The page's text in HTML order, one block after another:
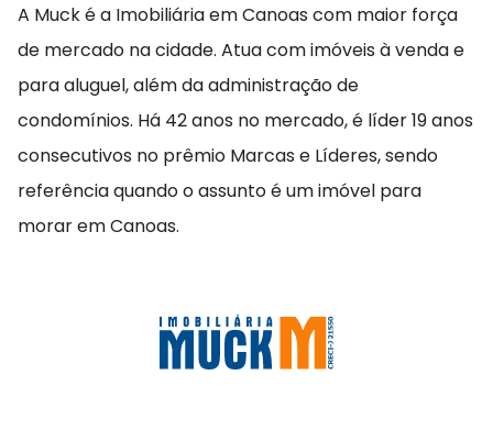
A Muck é a Imobiliária em Canoas com maior força
de mercado na cidade. Atua com imóveis à venda e
para aluguel, além da administração de
condomínios. Há 42 anos no mercado, é líder 19 anos
consecutivos no prêmio Marcas e Líderes, sendo
referência quando o assunto é um imóvel para
morar em Canoas.